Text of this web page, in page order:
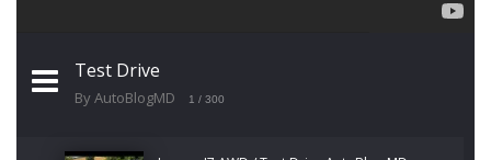
Test Drive
By AutoBlogMD 1 / 300